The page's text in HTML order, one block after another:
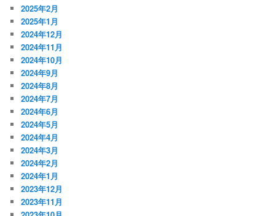
2025年2月
2025年1月
2024年12月
2024年11月
2024年10月
2024年9月
2024年8月
2024年7月
2024年6月
2024年5月
2024年4月
2024年3月
2024年2月
2024年1月
2023年12月
2023年11月